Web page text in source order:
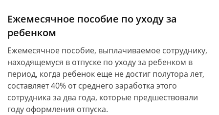
Ежемесячное пособие по уходу за
ребенком
Ежемесячное пособие, выплачиваемое сотруднику,
находящемуся в отпуске по уходу за ребенком в
период, когда ребенок еще не достиг полутора лет,
составляет 40% от среднего заработка этого
сотрудника за два года, которые предшествовали
году оформления отпуска.